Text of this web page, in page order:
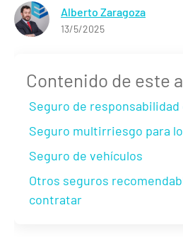
Alberto Zaragoza
13/5/2025
Contenido de este
Seguro de responsabilidad
Seguro multirriesgo para
Seguro de vehículos
Otros seguros
contratar